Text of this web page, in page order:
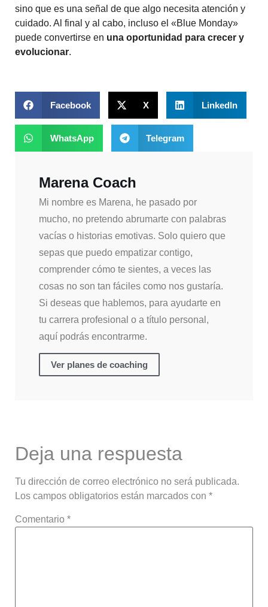
sino que es una señal de que algo necesita atención y
cuidado. Al final y al cabo, incluso el «Blue Monday»
puede convertirse en una oportunidad para crecer y
evolucionar.
Facebook X LinkedIn
WhatsApp Telegram
Marena Coach
Mi nombre es Marena, he pasado por
mucho, no pretendo abrumarte con palabras
vacías o historias emotivas. Solo quiero que
sepas que puedo empatizar contigo,
comprender cómo te sientes, a veces las
cosas no son tan fáciles como nos gustaría.
Si deseas que hablemos, para ayudarte en
tu carrera profesional o a título personal,
aquí podrás encontrarme.
Ver planes de coaching
Deja una respuesta
Tu dirección de correo electrónico no será publicada.
Los campos obligatorios están marcados con *
Comentario *